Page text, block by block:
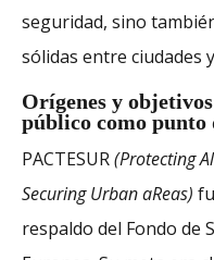
seguridad, sino
sólidas entre ciudades
Orígenes y
público como punto
PACTESUR(Protecting
Securing Urban aReas)
respaldo del Fondo de